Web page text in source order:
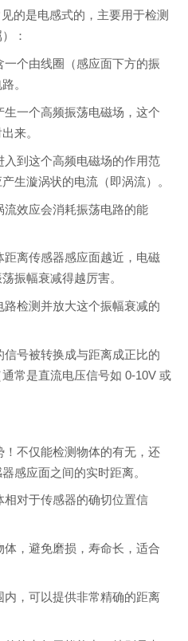
的是电感式的，主要用于检测
：
个由线圈（感应面下方的振
。
一个高频振荡电磁场，这个
来。
到这个高频电磁场的作用范
生漩涡状的电流（即涡流）。
效应会消耗振荡电路的能
距离传感器感应面越近，电磁
振幅衰减得越厉害。
检测并放大这个振幅衰减的
号被转换成与距离成正比的
常是直流电压信号如 0-10V 或
不仅能检测物体的有无，还
感应面之间的实时距离。
对于传感器的确切位置信
，避免磨损，寿命长，适合
，可以提供非常精确的距离